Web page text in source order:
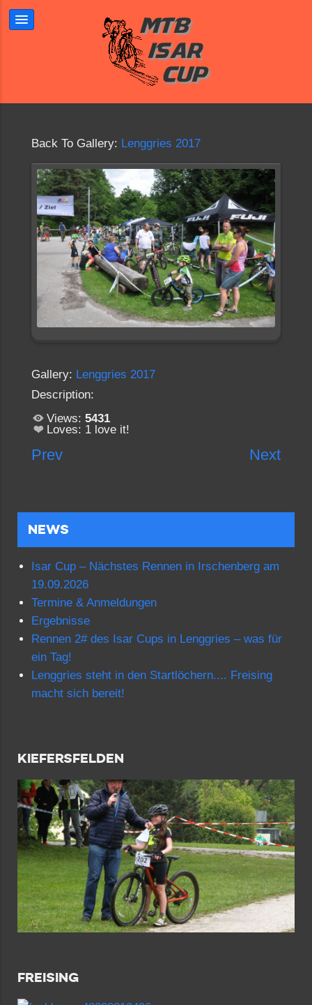
Back To Gallery: Lenggries 2017
Gallery: Lenggries 2017
Description:
Views: 5431
Loves: 1 love it!
Prev Next
NEWS
Isar Cup – Nächstes Rennen in Irschenberg am
19.09.2026
Termine & Anmeldungen
Ergebnisse
Rennen 2# des Isar Cups in Lenggries – was für
ein Tag!
Lenggries steht in den Startlöchern.... Freising
macht sich bereit!
KIEFERSFELDEN
FREISING